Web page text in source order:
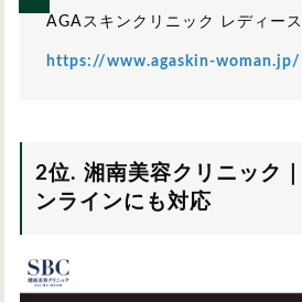
AGAスキンクリニック レディー
https://www.agaskin-woman.jp/
2位. 湘南美容クリニック
ンラインにも対応